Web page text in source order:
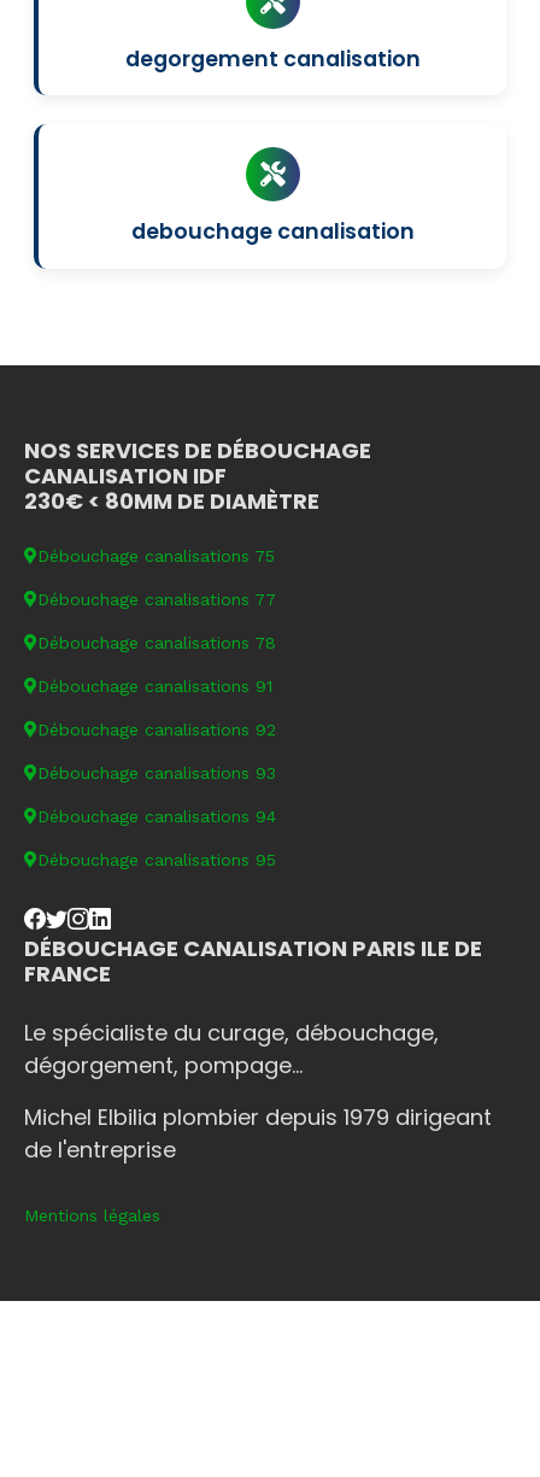
degorgement canalisation
debouchage canalisation
NOS SERVICES DE DÉBOUCHAGE
CANALISATION IDF
230€ < 80MM DE DIAMÈTRE
Débouchage canalisations 75
Débouchage canalisations 77
Débouchage canalisations 78
Débouchage canalisations 91
Débouchage canalisations 92
Débouchage canalisations 93
Débouchage canalisations 94
Débouchage canalisations 95
DÉBOUCHAGE CANALISATION PARIS ILE DE
FRANCE
Le spécialiste du curage, débouchage,
dégorgement, pompage...
Michel Elbilia plombier depuis 1979 dirigeant
de l'entreprise
Mentions légales